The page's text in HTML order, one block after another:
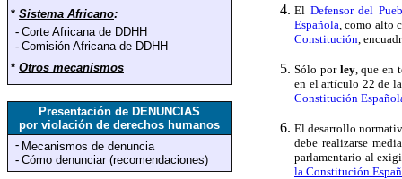
* Sistema Africano:
- Corte Africana de DDHH
- Comisión Africana de DDHH
* Otros mecanismos
Presentación de DENUNCIAS
por violación de derechos humanos
- Mecanismos de denuncia
- Cómo denunciar (recomendaciones)
El Defensor del
Española, como alto
Constitución,
Sólo por ley, que en
en el artículo 22 de
Constitución
El desarrollo
debe realizarse
parlamentario al
la Constitución